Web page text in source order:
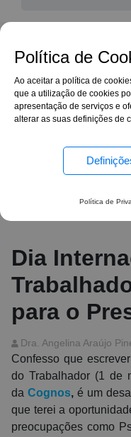
Política de
Ao aceitar a política de
que a utilização de cookies
apresentação de serviços e
alterar as suas definições de
Política de
Dia
para o
Dra. Angelina Araújo
Confesso que
do Trabalhador (1 de
da Cognos,é um
que terei a
preocupações como